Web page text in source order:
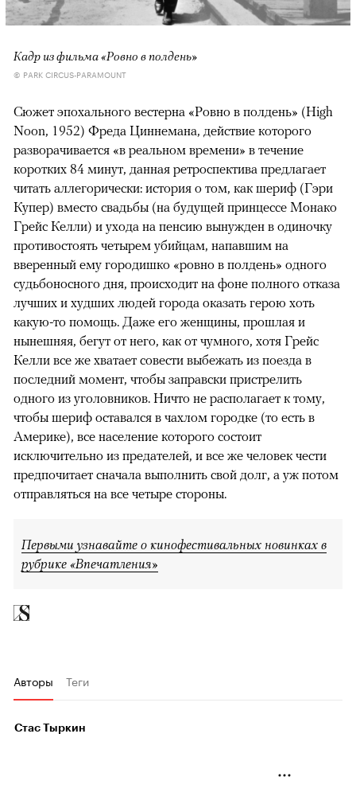
Кадр из фильма «Ровно в полдень»
© PARK CIRCUS-PARAMOUNT
Сюжет эпохального вестерна «Ровно в полдень» (High
Noon, 1952) Фреда Циннемана, действие которого
разворачивается «в реальном времени» в течение
коротких 84 минут, данная ретроспектива предлагает
читать аллегорически: история о том, как шериф (Гэри
Купер) вместо свадьбы (на будущей принцессе Монако
Грейс Келли) и ухода на пенсию вынужден в одиночку
противостоять четырем убийцам, напавшим на
вверенный ему городишко «ровно в полдень» одного
судьбоносного дня, происходит на фоне полного отказа
лучших и худших людей города оказать герою хоть
какую-то помощь. Даже его женщины, прошлая и
нынешняя, бегут от него, как от чумного, хотя Грейс
Келли все же хватает совести выбежать из поезда в
последний момент, чтобы заправски пристрелить
одного из уголовников. Ничто не располагает к тому,
чтобы шериф оставался в чахлом городке (то есть в
Америке), все население которого состоит
исключительно из предателей, и все же человек чести
предпочитает сначала выполнить свой долг, а уж потом
отправляться на все четыре стороны.
Первыми узнавайте о кинофестивальных новинках в
рубрике «Впечатления»
Авторы Теги
Стас Тыркин